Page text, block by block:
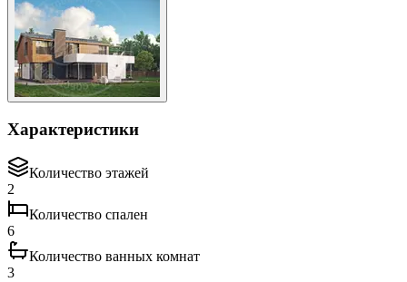
Характеристики
Количество этажей
2
Количество спален
6
Количество ванных комнат
3